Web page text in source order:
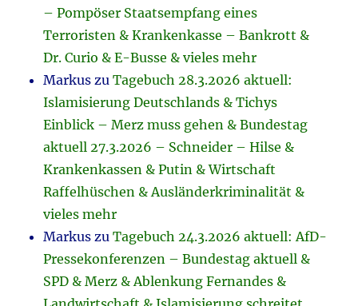
– Pompöser Staatsempfang eines
Terroristen & Krankenkasse – Bankrott &
Dr. Curio & E-Busse & vieles mehr
Markus zuTagebuch 28.3.2026 aktuell:
Islamisierung Deutschlands & Tichys
Einblick – Merz muss gehen & Bundestag
aktuell 27.3.2026 – Schneider – Hilse &
Krankenkassen & Putin & Wirtschaft
Raffelhüschen & Ausländerkriminalität &
vieles mehr
Markus zuTagebuch 24.3.2026 aktuell: AfD-
Pressekonferenzen – Bundestag aktuell &
SPD & Merz & Ablenkung Fernandes &